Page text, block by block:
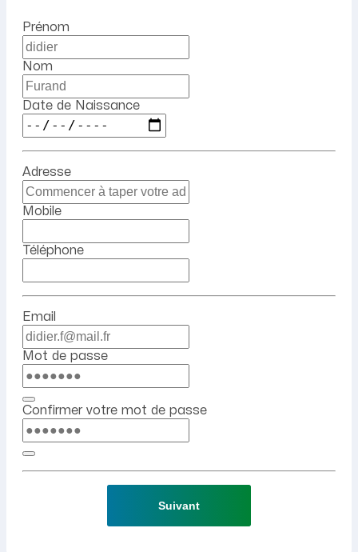
Prénom
Nom
Date de Naissance
Adresse
Mobile
Téléphone
Email
Mot de passe
Confirmer votre mot de passe
Suivant